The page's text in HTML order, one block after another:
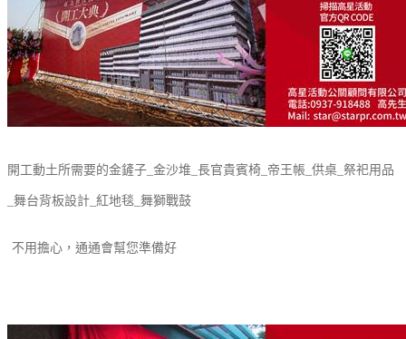
開工動土所需要的金鏟子_金沙堆_長官貴賓椅_帝王帳_供桌_祭祀用品
_舞台背板設計_紅地毯_舞獅戰鼓
不用擔心，通通會幫您準備好